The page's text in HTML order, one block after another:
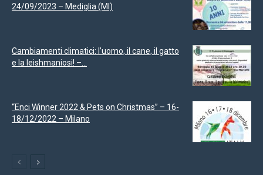
24/09/2023 – Mediglia (MI)
Cambiamenti climatici: l’uomo, il cane, il gatto
e la leishmaniosi! –...
“Enci Winner 2022 & Pets on Christmas” – 16-
18/12/2022 – Milano